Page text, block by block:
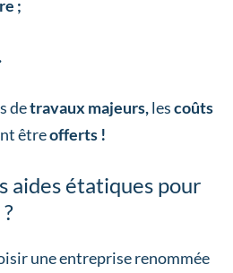
;
detravaux majeurs,lescoûts
êtreofferts !
aides étatiques pour
une entreprise renommée